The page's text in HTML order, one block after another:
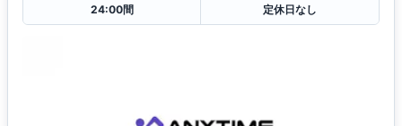
24:00間
定休日なし